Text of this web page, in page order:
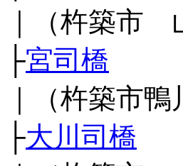
｜（杵築市
├宮司橋
｜（杵築市鴨
├大川司橋